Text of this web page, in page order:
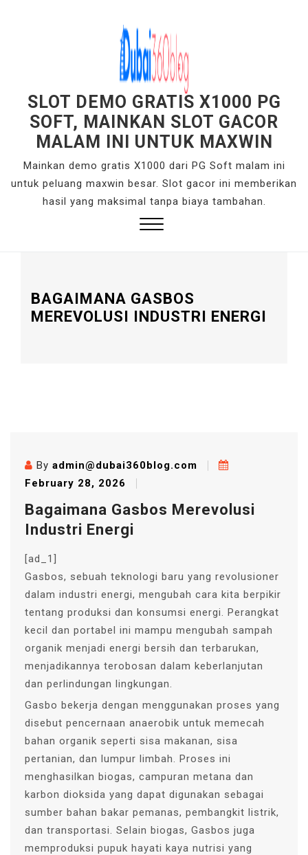
SLOT DEMO GRATIS X1000 PG
SOFT, MAINKAN SLOT GACOR
MALAM INI UNTUK MAXWIN
Mainkan demo gratis X1000 dari PG Soft malam ini
untuk peluang maxwin besar. Slot gacor ini memberikan
hasil yang maksimal tanpa biaya tambahan.
BAGAIMANA GASBOS
MEREVOLUSI INDUSTRI ENERGI
By admin@dubai360blog.com
February 28, 2026
Bagaimana Gasbos Merevolusi
Industri Energi
[ad_1]
Gasbos, sebuah teknologi baru yang revolusioner
dalam industri energi, mengubah cara kita berpikir
tentang produksi dan konsumsi energi. Perangkat
kecil dan portabel ini mampu mengubah sampah
organik menjadi energi bersih dan terbarukan,
menjadikannya terobosan dalam keberlanjutan
dan perlindungan lingkungan.
Gasbo bekerja dengan menggunakan proses yang
disebut pencernaan anaerobik untuk memecah
bahan organik seperti sisa makanan, sisa
pertanian, dan lumpur limbah. Proses ini
menghasilkan biogas, campuran metana dan
karbon dioksida yang dapat digunakan sebagai
sumber bahan bakar pemanas, pembangkit listrik,
dan transportasi. Selain biogas, Gasbos juga
memproduksi pupuk hayati kaya nutrisi yang